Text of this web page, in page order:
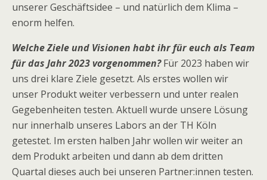
unserer Geschäftsidee – und natürlich dem Klima –
enorm helfen.
Welche Ziele und Visionen habt ihr für euch als Team
für das Jahr 2023 vorgenommen?Für 2023 haben wir
uns drei klare Ziele gesetzt. Als erstes wollen wir
unser Produkt weiter verbessern und unter realen
Gegebenheiten testen. Aktuell wurde unsere Lösung
nur innerhalb unseres Labors an der TH Köln
getestet. Im ersten halben Jahr wollen wir weiter an
dem Produkt arbeiten und dann ab dem dritten
Quartal dieses auch bei unseren Partner:innen testen.